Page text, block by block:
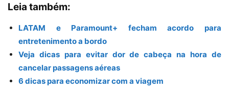
Leia também:
LATAM e Paramount+ fecham acordo para
entretenimento a bordo
Veja dicas para evitar dor de cabeça na hora de
cancelar passagens aéreas
6 dicas para economizar com a viagem